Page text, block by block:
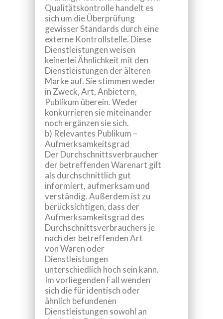
Qualitätskontrollehandelt es
sich um die Überprüfung
gewisser Standards durch eine
externe Kontrollstelle. Diese
Dienstleistungen weisen
keinerlei Ähnlichkeit mit den
Dienstleistungen der älteren
Marke auf. Sie stimmen weder
in Zweck, Art, Anbietern,
Publikum überein. Weder
konkurrieren sie miteinander
noch ergänzen sie sich.
b) Relevantes Publikum –
Aufmerksamkeitsgrad
Der Durchschnittsverbraucher
der betreffenden Warenart gilt
als durchschnittlich gut
informiert, aufmerksam und
verständig. Außerdem ist zu
berücksichtigen, dass der
Aufmerksamkeitsgrad des
Durchschnittsverbrauchers je
nach der betreffenden Art
von Waren oder
Dienstleistungen
unterschiedlich hoch sein kann.
Im vorliegenden Fall wenden
sich die für identisch oder
ähnlich befundenen
Dienstleistungen sowohl an